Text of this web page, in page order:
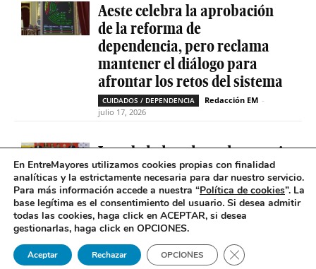
Aeste celebra la aprobación
de la reforma de
dependencia, pero reclama
mantener el diálogo para
afrontar los retos del sistema
CUIDADOS / DEPENDENCIA Redacción EM -
julio 17, 2026
La soledad no deseada es casi
cinco veces superior entre
personas que tienen
problemas de salud mental
SOLEDAD NO DESEADA Redacción EM
julio 16, 2026
En EntreMayores utilizamos cookies propias con finalidad
analíticas y la estrictamente necesaria para dar nuestro servicio.
Para más información accede a nuestra “Política de cookies”. La
base legítima es el consentimiento del usuario. Si desea admitir
todas las cookies, haga click en ACEPTAR, si desea
gestionarlas, haga click en OPCIONES.
Aceptar Rechazar OPCIONES Cerrar el banner